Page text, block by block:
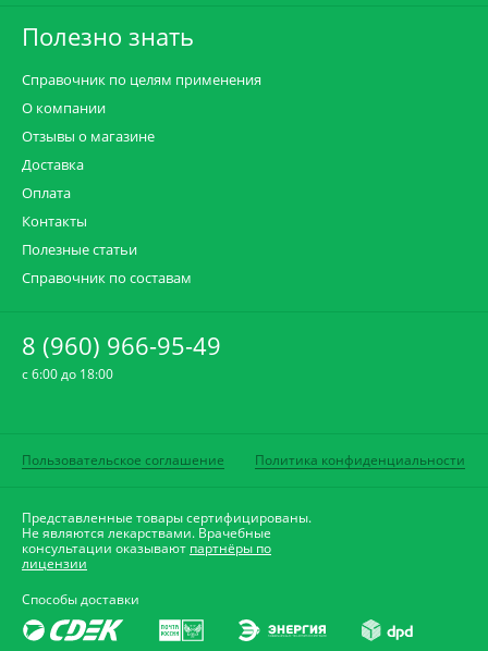
Полезно знать
Справочник по целям применения
О компании
Отзывы о магазине
Доставка
Оплата
Контакты
Полезные статьи
Справочник по составам
8 (960) 966-95-49
c 6:00 до 18:00
Пользовательское соглашение Политика конфиденциальности
Представленные товары сертифицированы.
Не являются лекарствами. Врачебные
консультации оказывают партнёры по
лицензии
Способы доставки